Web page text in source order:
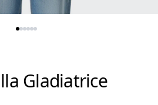
Gladiatrice